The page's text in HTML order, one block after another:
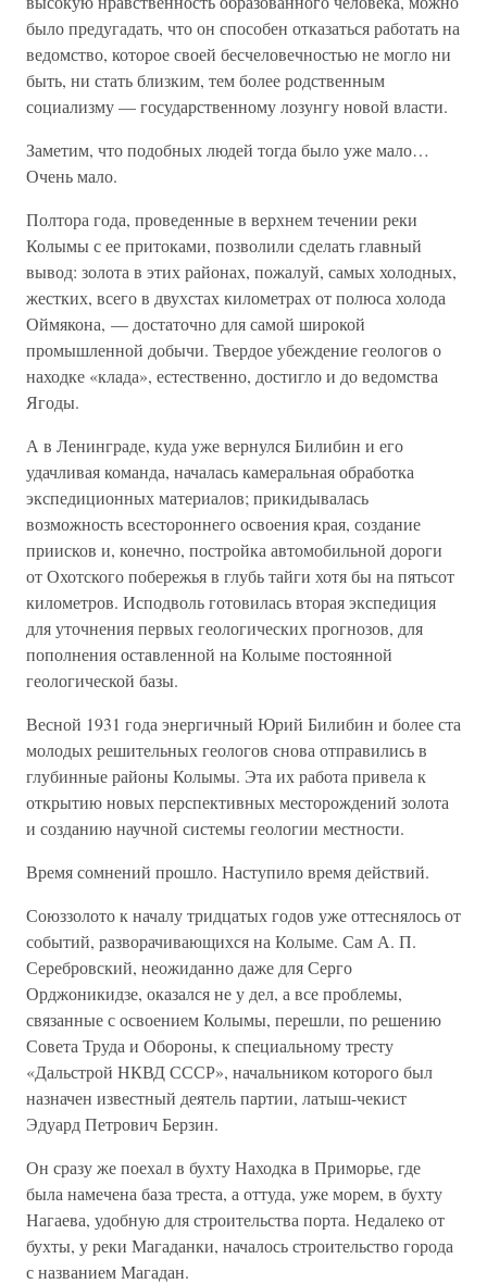
было предугадать, что он способен отказаться работать на
ведомство, которое своей бесчеловечностью не могло ни
быть, ни стать близким, тем более родственным
социализму — государственному лозунгу новой власти.
Заметим, что подобных людей тогда было уже мало…
Очень мало.
Полтора года, проведенные в верхнем течении реки
Колымы с ее притоками, позволили сделать главный
вывод: золота в этих районах, пожалуй, самых холодных,
жестких, всего в двухстах километрах от полюса холода
Оймякона, — достаточно для самой широкой
промышленной добычи. Твердое убеждение геологов о
находке «клада», естественно, достигло и до ведомства
Ягоды.
А в Ленинграде, куда уже вернулся Билибин и его
удачливая команда, началась камеральная обработка
экспедиционных материалов; прикидывалась
возможность всестороннего освоения края, создание
приисков и, конечно, постройка автомобильной дороги
от Охотского побережья в глубь тайги хотя бы на пятьсот
километров. Исподволь готовилась вторая экспедиция
для уточнения первых геологических прогнозов, для
пополнения оставленной на Колыме постоянной
геологической базы.
Весной 1931 года энергичный Юрий Билибин и более ста
молодых решительных геологов снова отправились в
глубинные районы Колымы. Эта их работа привела к
открытию новых перспективных месторождений золота
и созданию научной системы геологии местности.
Время сомнений прошло. Наступило время действий.
Союззолото к началу тридцатых годов уже оттеснялось от
событий, разворачивающихся на Колыме. Сам А. П.
Серебровский, неожиданно даже для Серго
Орджоникидзе, оказался не у дел, а все проблемы,
связанные с освоением Колымы, перешли, по решению
Совета Труда и Обороны, к специальному тресту
«Дальстрой НКВД СССР», начальником которого был
назначен известный деятель партии, латыш-чекист
Эдуард Петрович Берзин.
Он сразу же поехал в бухту Находка в Приморье, где
была намечена база треста, а оттуда, уже морем, в бухту
Нагаева, удобную для строительства порта. Недалеко от
бухты, у реки Магаданки, началось строительство города
с названием Магадан.